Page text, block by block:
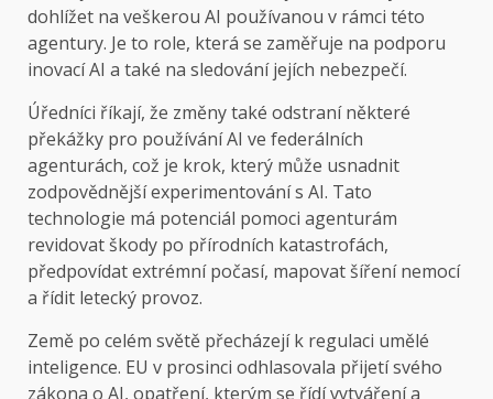
dohlížet na veškerou AI používanou v rámci této
agentury. Je to role, která se zaměřuje na podporu
inovací AI a také na sledování jejích nebezpečí.
Úředníci říkají, že změny také odstraní některé
překážky pro používání AI ve federálních
agenturách, což je krok, který může usnadnit
zodpovědnější experimentování s AI. Tato
technologie má potenciál pomoci agenturám
revidovat škody po přírodních katastrofách,
předpovídat extrémní počasí, mapovat šíření nemocí
a řídit letecký provoz.
Země po celém světě přecházejí k regulaci umělé
inteligence. EU v prosinci odhlasovala přijetí svého
zákona o AI, opatření, kterým se řídí vytváření a